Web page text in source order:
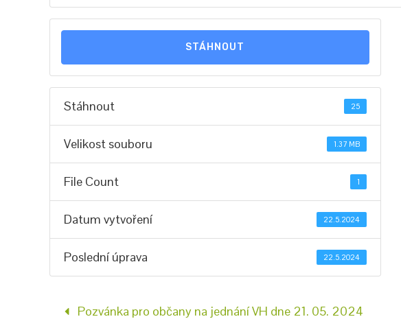
STÁHNOUT
Stáhnout 25
Velikost souboru 1.37 MB
File Count 1
Datum vytvoření 22.5.2024
Poslední úprava 22.5.2024
Pozvánka pro občany na jednání VH dne 21. 05. 2024